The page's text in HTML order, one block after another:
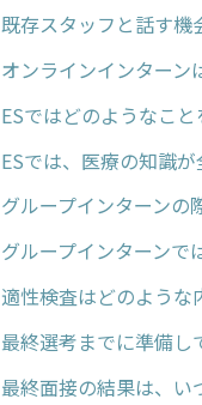
既存スタッフと話す機
オンラインインターン
ESではどのようなこ
ESでは、医療の知識
グループインターンの
グループインターンで
適性検査はどのような
最終選考までに準備し
最終面接の結果は、い